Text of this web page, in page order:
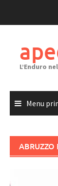
L’Enduro
Menu
ABRUZZO